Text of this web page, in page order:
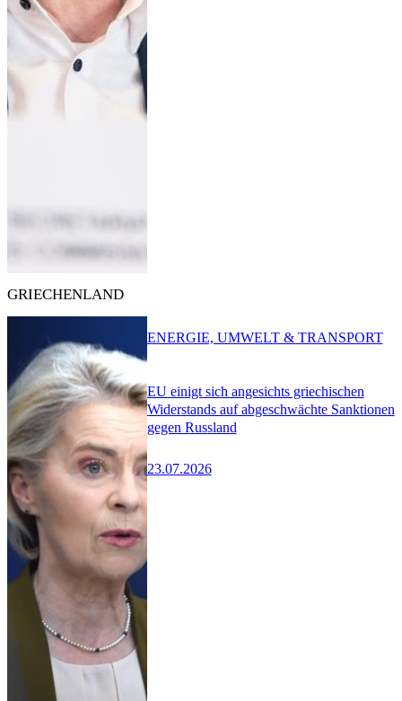
GRIECHENLAND
EU einigt sich angesichts griechischen
Widerstands auf abgeschwächte Sanktionen
gegen Russland
23.07.2026
ENERGIE, UMWELT & TRANSPORT